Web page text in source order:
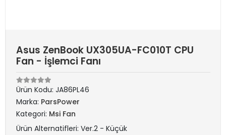
Asus ZenBook UX305UA-FC010T CPU
Fan - İşlemci Fanı
Ürün Kodu: JA86PL46
Marka: ParsPower
Kategori: Msi Fan
Ürün Alternatifleri: Ver.2 - Küçük